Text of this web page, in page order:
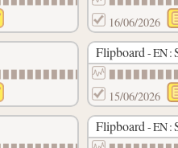
16/06/2026
Flipboard - EN :
15/06/2026
Flipboard - EN :